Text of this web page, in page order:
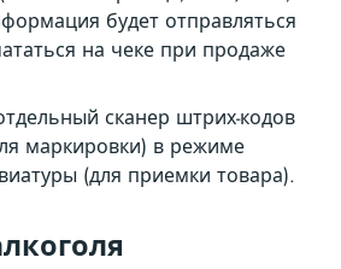
будет отправляться
на чеке при продаже
сканер штрих-кодов
маркировки) в режиме
(для приемки товара).